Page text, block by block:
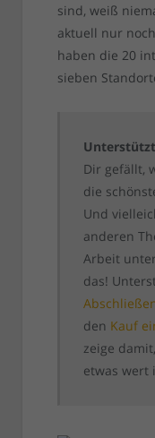
sind, weiß
aktuell nur
haben die 20
sieben
Dir gefällt,
die
Und
anderen
Arbeit
das!
den Kauf
zeige
etwas wert